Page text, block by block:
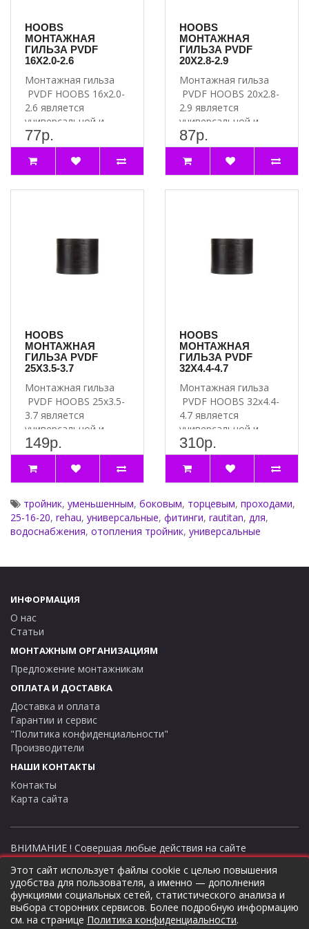
HOOBS
МОНТАЖНАЯ
ГИЛЬЗА PVDF
16X2.0-2.6
Монтажная гильза
PVDF HOOBS 16x2.0-
2.6 является
универсальной и
подходит для
соединений труб и..
77р.
HOOBS
МОНТАЖНАЯ
ГИЛЬЗА PVDF
20X2.8-2.9
Монтажная гильза
PVDF HOOBS 20x2.8-
2.9 является
универсальной и
подходит для
соединений труб и..
87р.
HOOBS
МОНТАЖНАЯ
ГИЛЬЗА PVDF
25X3.5-3.7
Монтажная гильза
PVDF HOOBS 25x3.5-
3.7 является
универсальной и
подходит для
соединений труб и..
149р.
HOOBS
МОНТАЖНАЯ
ГИЛЬЗА PVDF
32X4.4-4.7
Монтажная гильза
PVDF HOOBS 32x4.4-
4.7 является
универсальной и
подходит для
соединений труб и..
310р.
тройник, уменьшенным, боковым, торцевым, проходами,
25-16-20, rehau, универсальные, фитинги, rautitan, для,
водоснабжения, отопления тройник, универсальные
ИНФОРМАЦИЯ
О нас
Статьи
МОНТАЖНЫМ ОРГАНИЗАЦИЯМ
Предложение монтажникам
ОПЛАТА И ДОСТАВКА
Доставка и оплата
Гарантии и сервис
"Политика конфиденциальности"
Производители
НАШИ КОНТАКТЫ
Контакты
Карта сайта
ВНИМАНИЕ ! Совершая любые действия на сайте
thermostock.ru вы соглашаетесь с"Политикой
конфиденциальности" , в противном случае рекомендуем
покинуть данный сайт. Цены и информация представлена на
данном сайте в ознакомительных целях и не являются
публичной офертой ни при каких обстоятельствах!
Этот сайт использует файлы cookie с целью повышения
удобства для пользователя, а именно — дополнения
функциями социальных сетей, статистического анализа и
выбора сторонних сервисов. Более подробную информацию
см. на странице Политика конфиденциальности.